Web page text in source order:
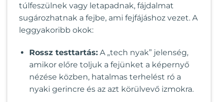
túlfeszülnek vagy letapadnak, fájdalmat
sugározhatnak a fejbe, ami fejfájáshoz vezet. A
leggyakoribb okok:
Rossz testtartás:A „tech nyak” jelenség,
amikor előre toljuk a fejünket a képernyő
nézése közben, hatalmas terhelést ró a
nyaki gerincre és az azt körülvevő izmokra.